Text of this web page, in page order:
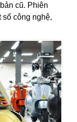
cũ. Phiên
công nghệ,